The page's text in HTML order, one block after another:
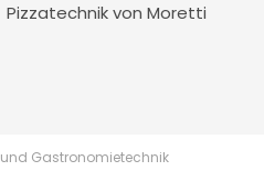
Pizzatechnik von Moretti
Gastronomietechnik